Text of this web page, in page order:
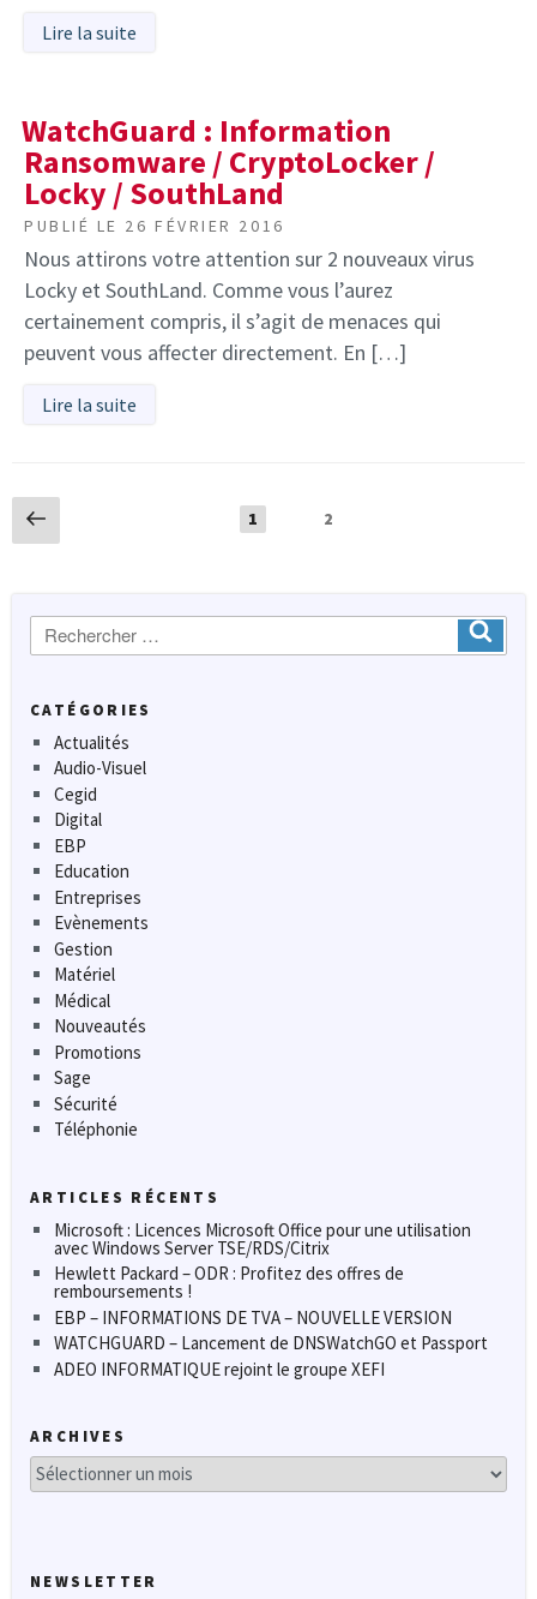
Lire la suite
WatchGuard : Information
Ransomware / CryptoLocker /
Locky / SouthLand
PUBLIÉ LE 26 FÉVRIER 2016
Nous attirons votre attention sur 2 nouveaux virus
Locky et SouthLand. Comme vous l’aurez
certainement compris, il s’agit de menaces qui
peuvent vous affecter directement. En […]
Lire la suite
Navigation
des
Page
précédente
Page
1 2
Recherche
:
CATÉGORIES
Actualités
Audio-Visuel
Cegid
Digital
EBP
Education
Entreprises
Evènements
Gestion
Matériel
Médical
Nouveautés
Promotions
Sage
Sécurité
Téléphonie
ARTICLES RÉCENTS
Microsoft : Licences Microsoft Office pour une utilisation
avec Windows Server TSE/RDS/Citrix
Hewlett Packard – ODR : Profitez des offres de
remboursements !
EBP – INFORMATIONS DE TVA – NOUVELLE VERSION
WATCHGUARD – Lancement de DNSWatchGO et Passport
ADEO INFORMATIQUE rejoint le groupe XEFI
ARCHIVES
Archives
NEWSLETTER